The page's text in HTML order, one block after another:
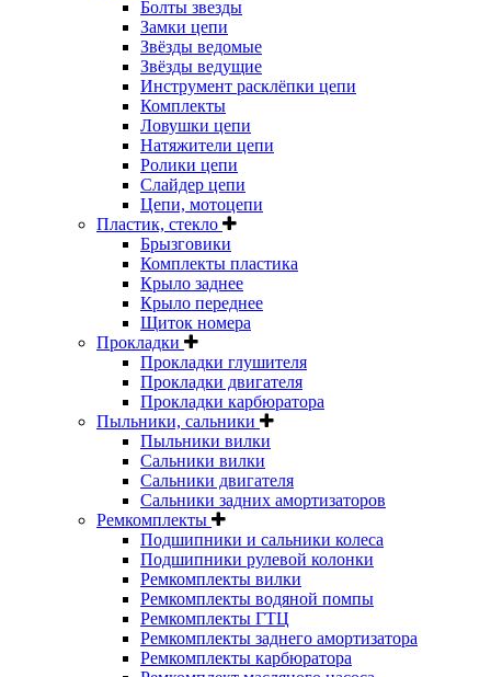
Болты звезды
Замки цепи
Звёзды ведомые
Звёзды ведущие
Инструмент расклёпки цепи
Комплекты
Ловушки цепи
Натяжители цепи
Ролики цепи
Слайдер цепи
Цепи, мотоцепи
Пластик, стекло
Брызговики
Комплекты пластика
Крыло заднее
Крыло переднее
Щиток номера
Прокладки
Прокладки глушителя
Прокладки двигателя
Прокладки карбюратора
Пыльники, сальники
Пыльники вилки
Сальники вилки
Сальники двигателя
Сальники задних амортизаторов
Ремкомплекты
Подшипники и сальники колеса
Подшипники рулевой колонки
Ремкомплекты вилки
Ремкомплекты водяной помпы
Ремкомплекты ГТЦ
Ремкомплекты заднего амортизатора
Ремкомплекты карбюратора